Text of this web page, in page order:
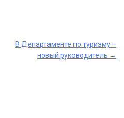
В Департаменте по туризму –
новый руководитель →